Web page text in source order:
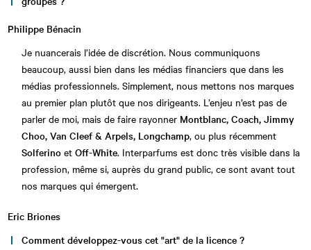
Philippe Bénacin
Je nuancerais l’idée de discrétion. Nous communiquons
beaucoup, aussi bien dans les médias financiers que dans les
médias professionnels. Simplement, nous mettons nos marques
au premier plan plutôt que nos dirigeants. L’enjeu n’est pas de
parler de moi, mais de faire rayonner Montblanc, Coach, Jimmy
Choo, Van Cleef & Arpels, Longchamp, ou plus récemment
Solferinoet Off-White. Interparfums est donc très visible dans la
profession, même si, auprès du grand public, ce sont avant tout
nos marques qui émergent.
Eric Briones
Comment développez-vous cet "art" de la licence ?